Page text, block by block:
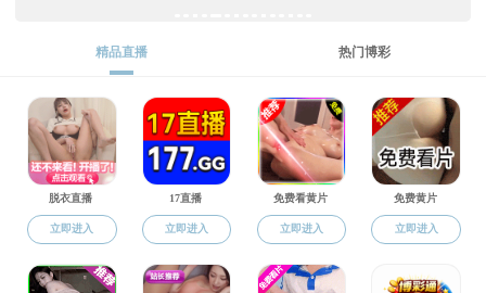
果冻传媒 师资队伍
常用文档